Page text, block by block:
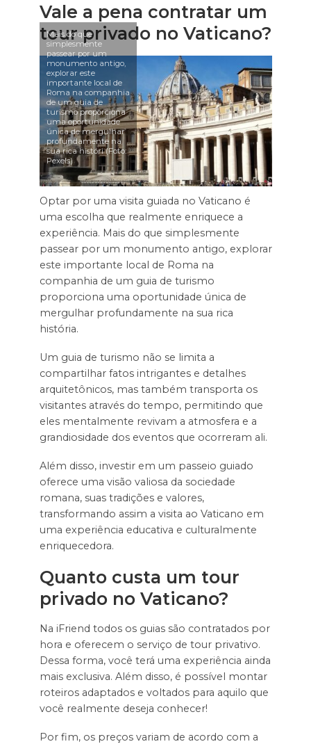
Vale a pena contratar um
tour privado no Vaticano?
Mais do que
simplesmente
passear por um
monumento antigo,
explorar este
importante local de
Roma na companhia
de um guia de
turismo proporciona
uma oportunidade
única de mergulhar
profundamente na
sua rica históri (Foto:
Pexels)
Optar por uma visita guiada no Vaticano é
uma escolha que realmente enriquece a
experiência. Mais do que simplesmente
passear por um monumento antigo, explorar
este importante local de Roma na
companhia de um guia de turismo
proporciona uma oportunidade única de
mergulhar profundamente na sua rica
história.
Um guia de turismo não se limita a
compartilhar fatos intrigantes e detalhes
arquitetônicos, mas também transporta os
visitantes através do tempo, permitindo que
eles mentalmente revivam a atmosfera e a
grandiosidade dos eventos que ocorreram ali.
Além disso, investir em um passeio guiado
oferece uma visão valiosa da sociedade
romana, suas tradições e valores,
transformando assim a visita ao Vaticano em
uma experiência educativa e culturalmente
enriquecedora.
Quanto custa um tour
privado no Vaticano?
Na iFriend todos os guias são contratados por
hora e oferecem o serviço de tour privativo.
Dessa forma, você terá uma experiência ainda
mais exclusiva. Além disso, é possível montar
roteiros adaptados e voltados para aquilo que
você realmente deseja conhecer!
Por fim, os preços variam de acordo com a